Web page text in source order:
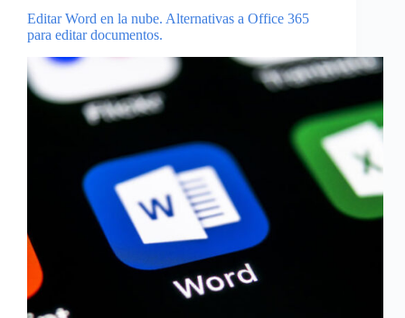
Editar Word en la nube. Alternativas a Office 365
para editar documentos.